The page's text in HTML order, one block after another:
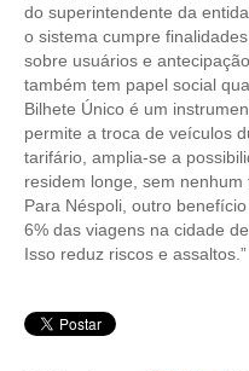
APOSENTADORIA
CONVÊNIOS
PLANO DE SAÚDE
SEESPPREV
CONSÓRCIOS
COMUNICAÇÃO
do superintendente da
o sistema cumpre
sobre usuários e
também tem papel social
Bilhete Único é um
permite a troca de veículos
tarifário, amplia-se a
residem longe, sem
Para Néspoli, outro
6% das viagens na cidade
Isso reduz riscos e assaltos.”